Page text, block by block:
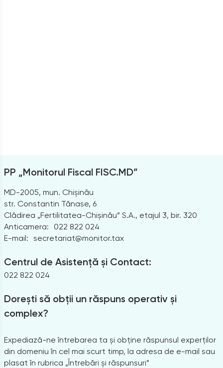
PP „Monitorul Fiscal FISC.MD”
MD-2005, mun. Chișinău
str. Constantin Tănase, 6
Clădirea „Fertilitatea-Chișinău” S.A., etajul 3, bir. 320
Anticamera:
022 822 024
E-mail: secretariat@monitor.tax
Centrul de Asistență și Contact:
022 822 024
Dorești să obții un răspuns operativ și
complex?
Expediază-ne întrebarea ta și obține răspunsul experților
din domeniu în cel mai scurt timp, la adresa de e-mail sau
plasat în rubrica „Întrebări și răspunsuri”